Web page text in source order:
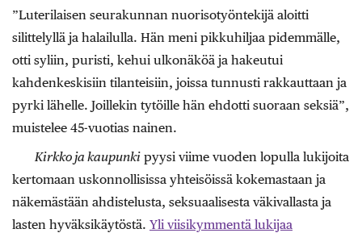
”Luterilaisen seurakunnan nuorisotyöntekijä aloitti
silittelyllä ja halailulla. Hän meni pikkuhiljaa pidemmälle,
otti syliin, puristi, kehui ulkonäköä ja hakeutui
kahdenkeskisiin tilanteisiin, joissa tunnusti rakkauttaan ja
pyrki lähelle. Joillekin tytöille hän ehdotti suoraan seksiä”,
muistelee 45-vuotias nainen.
Kirkko ja kaupunki pyysi viime vuoden lopulla lukijoita
kertomaan uskonnollisissa yhteisöissä kokemastaan ja
näkemästään ahdistelusta, seksuaalisesta väkivallasta ja
lasten hyväksikäytöstä. Yli viisikymmentä lukijaa